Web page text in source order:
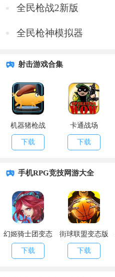
全民枪战2新版
全民枪神模拟器
射击游戏合集
机器猪枪战
下载
卡通战场
下载
手机RPG竞技网游大全
幻姬骑士团变态
版
下载
街球联盟变态版
下载